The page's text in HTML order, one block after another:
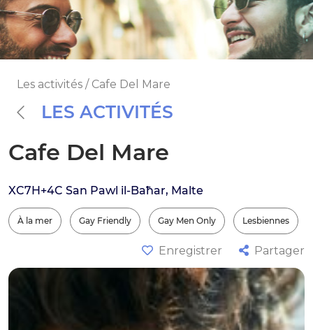
Les activités / Cafe Del Mare
LES ACTIVITÉS
Cafe Del Mare
XC7H+4C San Pawl il-Baħar, Malte
À la mer Gay Friendly Gay Men Only Lesbiennes
Enregistrer Partager